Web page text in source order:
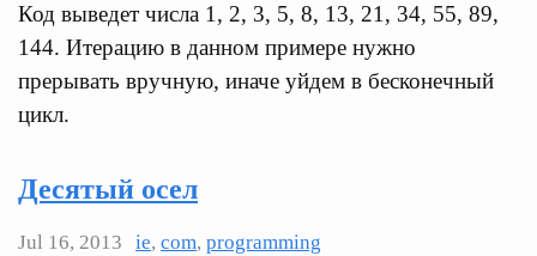
Код выведет числа 1, 2, 3, 5, 8, 13, 21, 34, 55, 89,
144. Итерацию в данном примере нужно
прерывать вручную, иначе уйдем в бесконечный
цикл.
Десятый осел
Jul 16, 2013 ie, com, programming